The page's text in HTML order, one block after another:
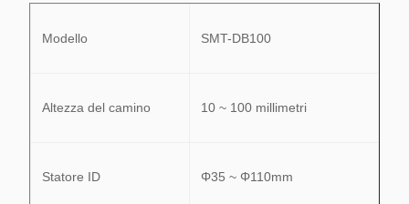
Modello SMT-DB100
Altezza del camino 10 ~ 100 millimetri
Statore ID Φ35 ~ Φ110mm